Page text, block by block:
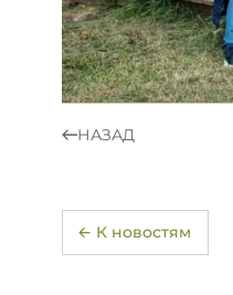
НАЗАД
← К новостям